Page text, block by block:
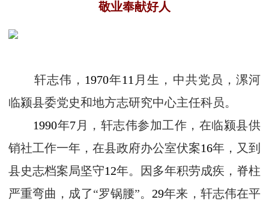
敬业奉献好人
轩志伟， 1970年11 月生，中共党员，漯河
临颍县委党史和地方志研究中心主任科员。
1990年7 月，轩志伟参加工作，在临颍县供
销社工作一年，在县政府办公室伏案16年，又到
县史志档案局坚守12年。因多年积劳成疾，脊柱
严重弯曲，成了“罗锅腰”。 29年来，轩志伟在平